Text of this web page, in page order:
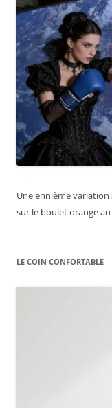
Une ennième
sur le boulet orange
LE COIN CONFORTABLE